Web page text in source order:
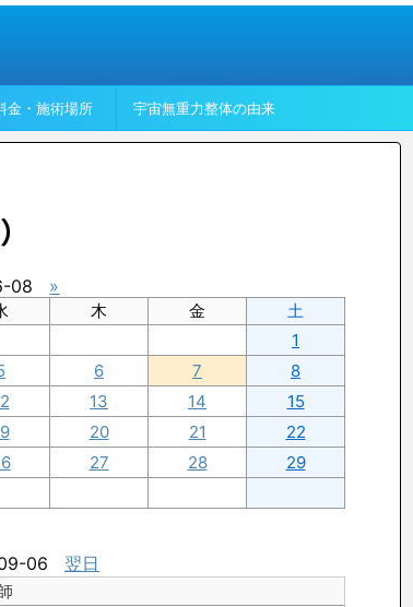
金・施術場所 宇宙無重力整体の由来
08 »
木 金
土
1
6 7
8
13 14
15
20 21
22
27 28
29
06 翌日